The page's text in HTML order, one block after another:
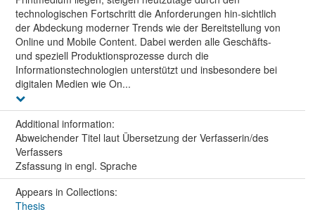
technologischen Fortschritt die Anforderungen hin-sichtlich
der Abdeckung moderner Trends wie der Bereitstellung von
Online und Mobile Content. Dabei werden alle Geschäfts-
und speziell Produktionsprozesse durch die
Informationstechnologien unterstützt und insbesondere bei
digitalen Medien wie On...
Additional information:
Abweichender Titel laut Übersetzung der Verfasserin/des
Verfassers
Zsfassung in engl. Sprache
Appears in Collections:
Thesis